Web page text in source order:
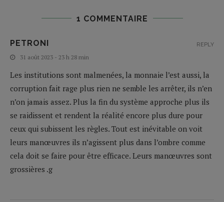
1 COMMENTAIRE
PETRONI
31 août 2023 - 23 h 28 min
Les institutions sont malmenées, la monnaie l’est aussi, la
corruption fait rage plus rien ne semble les arrêter, ils n’en
n’on jamais assez. Plus la fin du système approche plus ils
se raidissent et rendent la réalité encore plus dure pour
ceux qui subissent les règles. Tout est inévitable on voit
leurs manœuvres ils n’agissent plus dans l’ombre comme
cela doit se faire pour être efficace. Leurs manœuvres sont
grossières .g
REPLY